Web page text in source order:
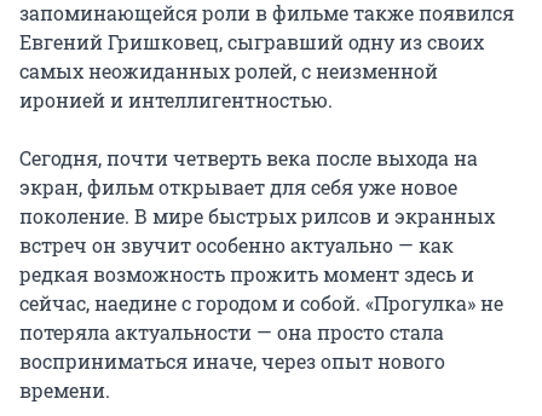
запоминающейся роли в фильме также появился
Евгений Гришковец, сыгравший одну из своих
самых неожиданных ролей, с неизменной
иронией и интеллигентностью.
Сегодня, почти четверть века после выхода на
экран, фильм открывает для себя уже новое
поколение. В мире быстрых рилсов и экранных
встреч он звучит особенно актуально — как
редкая возможность прожить момент здесь и
сейчас, наедине с городом и собой. «Прогулка» не
потеряла актуальности — она просто стала
восприниматься иначе, через опыт нового
времени.